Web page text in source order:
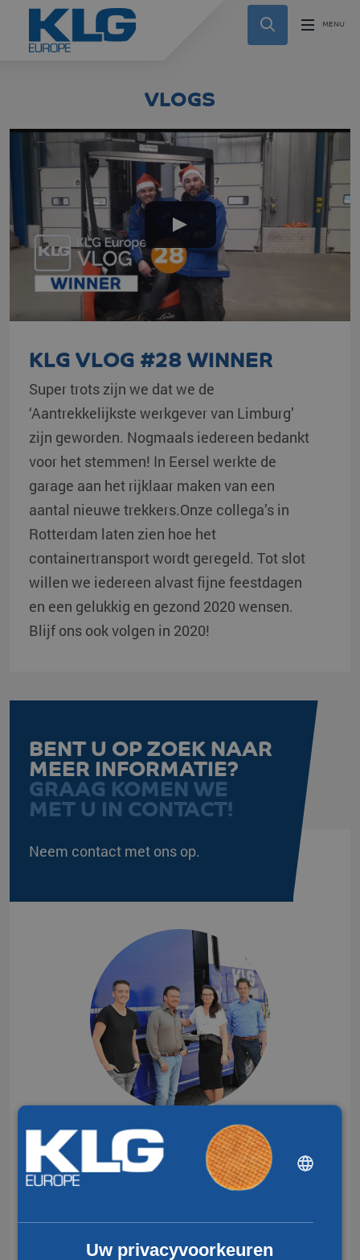
VLOGS
KLG VLOG #28 WINNER
Super trots zijn we dat we de
‘Aantrekkelijkste werkgever van Limburg’
zijn geworden. Nogmaals iedereen bedankt
voor het stemmen! In Eersel werkte de
garage aan het rijklaar maken van een
aantal nieuwe trekkers.Onze collega’s in
Rotterdam laten zien hoe het
containertransport wordt geregeld. Tot slot
willen we iedereen alvast fijne feestdagen
en een gelukkig en gezond 2020 wensen.
Blijf ons ook volgen in 2020!
BENT U OP ZOEK NAAR
MEER INFORMATIE?
GRAAG KOMEN WE
MET U IN CONTACT!
Neem contact met ons op.
+31 77 324 50 00
info@klgeurope.com
Contact
DUTCH
ENGLISH
Uw privacyvoorkeuren